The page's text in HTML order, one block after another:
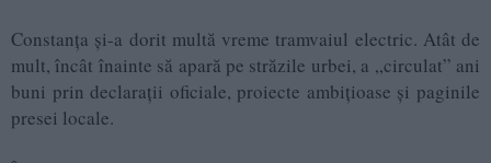
Constanța și-a dorit multă vreme tramvaiul electric. Atât de
mult, încât înainte să apară pe străzile urbei, a „circulat” ani
buni prin declarații oficiale, proiecte ambițioase și paginile
presei locale.